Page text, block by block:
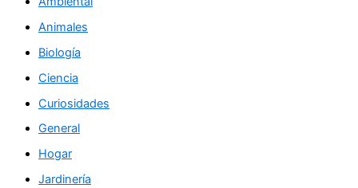
Animales
Biología
Ciencia
Curiosidades
General
Hogar
Jardinería